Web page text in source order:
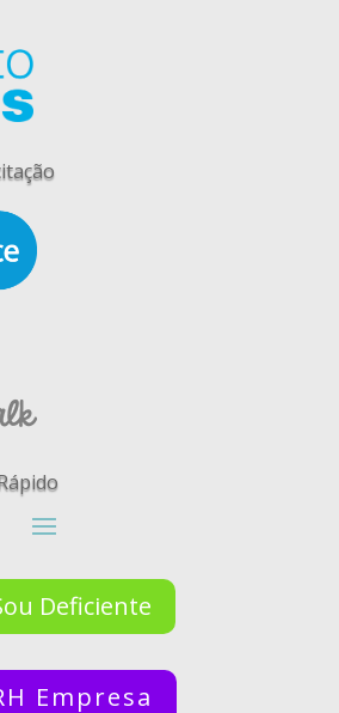
Deficiente
Empresa